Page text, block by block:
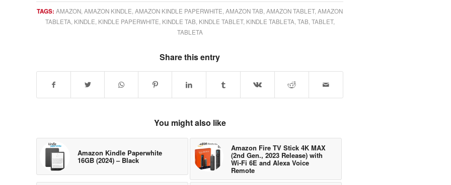
TAGS: AMAZON AMAZON KINDLE AMAZON KINDLE PAPERWHITE AMAZON TAB AMAZON TABLET, AMAZON
TABLETA KINDLE KINDLE PAPERWHITE KINDLE TAB, KINDLE TABLET, KINDLE TABLETA TAB, TABLET,
TABLETA
Share this entry
You might also like
Amazon Kindle Paperwhite
16GB (2024) – Black
Amazon Fire TV Stick 4K MAX
(2nd Gen., 2023 Release) with
Wi-Fi 6E and Alexa Voice
Remote